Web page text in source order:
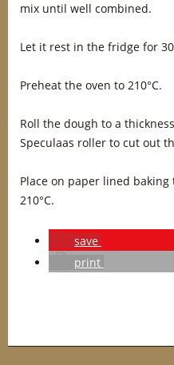
mix until well combined.
Let it rest in the fridge for
Preheat the oven to 210°C.
Roll the dough to a
Speculaas roller to cut out
Place on paper lined
210°C.
save
print